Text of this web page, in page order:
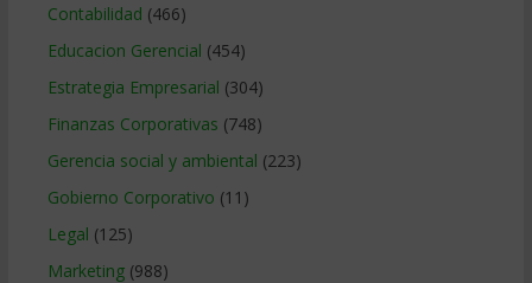
Contabilidad (466)
Educacion Gerencial (454)
Estrategia Empresarial (304)
Finanzas Corporativas (748)
Gerencia social y ambiental (223)
Gobierno Corporativo (11)
Legal (125)
Marketing(988)